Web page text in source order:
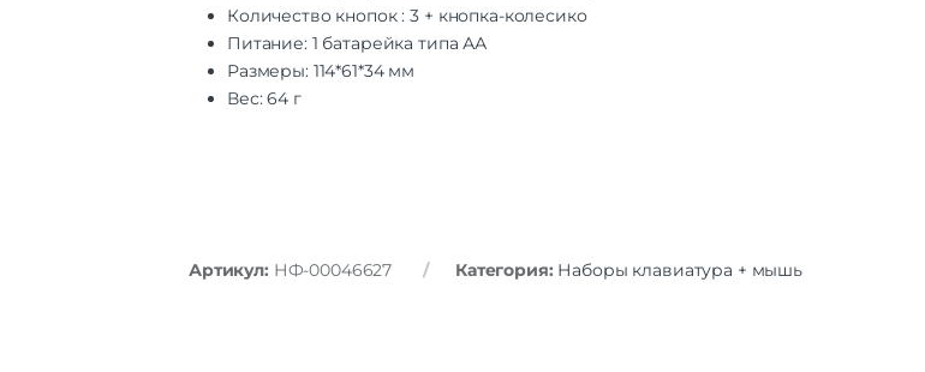
Количество кнопок : 3 + кнопка-колесико
Питание: 1 батарейка типа АА
Размеры: 114*61*34 мм
Вес: 64 г
Артикул: НФ-00046627 Категория: Наборы клавиатура + мышь